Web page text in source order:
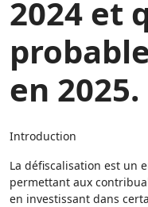
2024 et
en 2025.
Introduction
La défiscalisation est un
permettant aux
en investissant dans